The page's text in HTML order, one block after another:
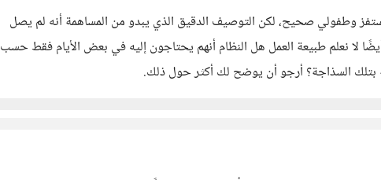
وطفولي صحيح، لكن التوصيف الدقيق الذي يبدو من المساهمة أنه لم يصل
أيضًا لا نعلم طبيعة العمل هل النظام أنهم يحتاجون إليه في بعض الأيام فقط حسب
بتلك السذاجة؟ أرجو أن يوضح لك أكثر حول ذلك.